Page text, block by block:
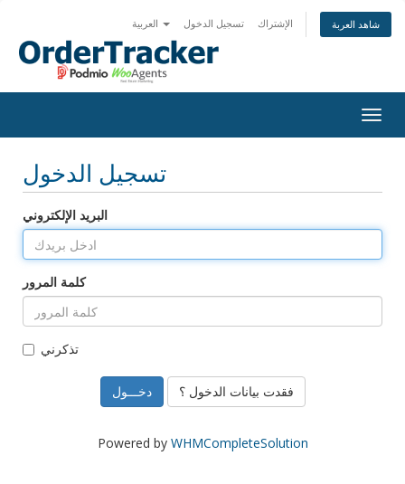
تسجيل الدخول الإشتراك شاهد العربة
تسجيل الدخول
البريد الإلكتروني
كلمة المرور
تذكرني
فقدت بيانات الدخول ؟
Powered by WHMCompleteSolution